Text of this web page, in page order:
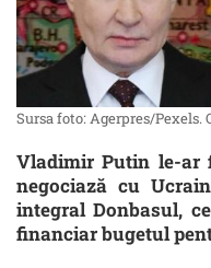
Sursa foto: Agerpres/Pexels.
Vladimir Putin le-ar
negociază cu
integral Donbasul,
financiar bugetul